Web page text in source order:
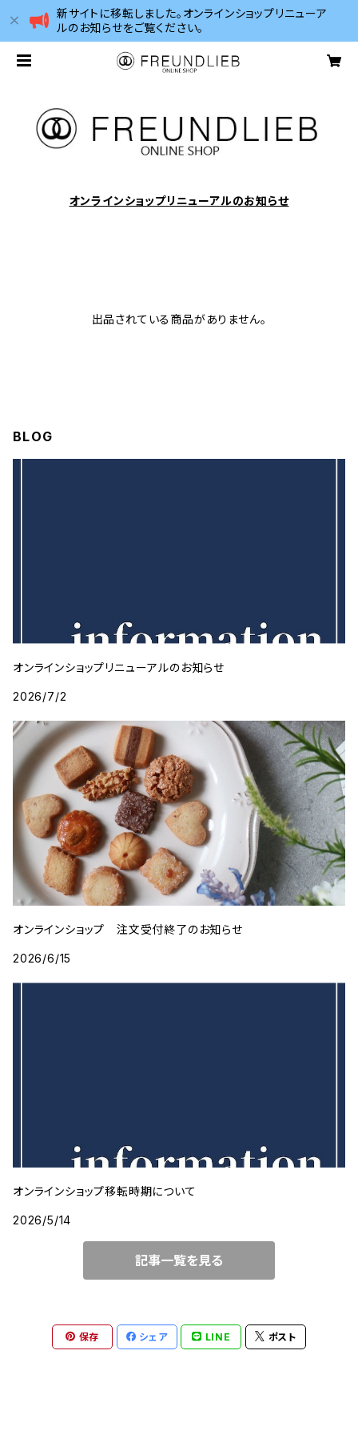
新サイトに移転しました。オンラインショップリニューア
ルのお知らせをご覧ください。
オンラインショップリニューアルのお知らせ
出品されている商品がありません。
BLOG
オンラインショップリニューアルのお知らせ
2026/7/2
オンラインショップ 注文受付終了のお知らせ
2026/6/15
オンラインショップ移転時期について
2026/5/14
記事一覧を見る
保存 シェア LINE ポスト